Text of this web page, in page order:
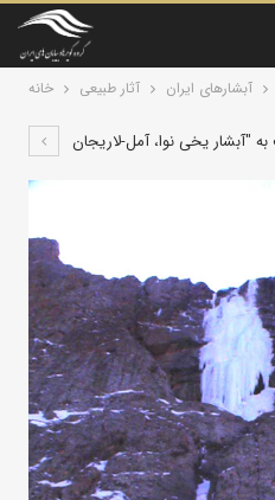
خانه آثار طبیعی آبشارهای ایران